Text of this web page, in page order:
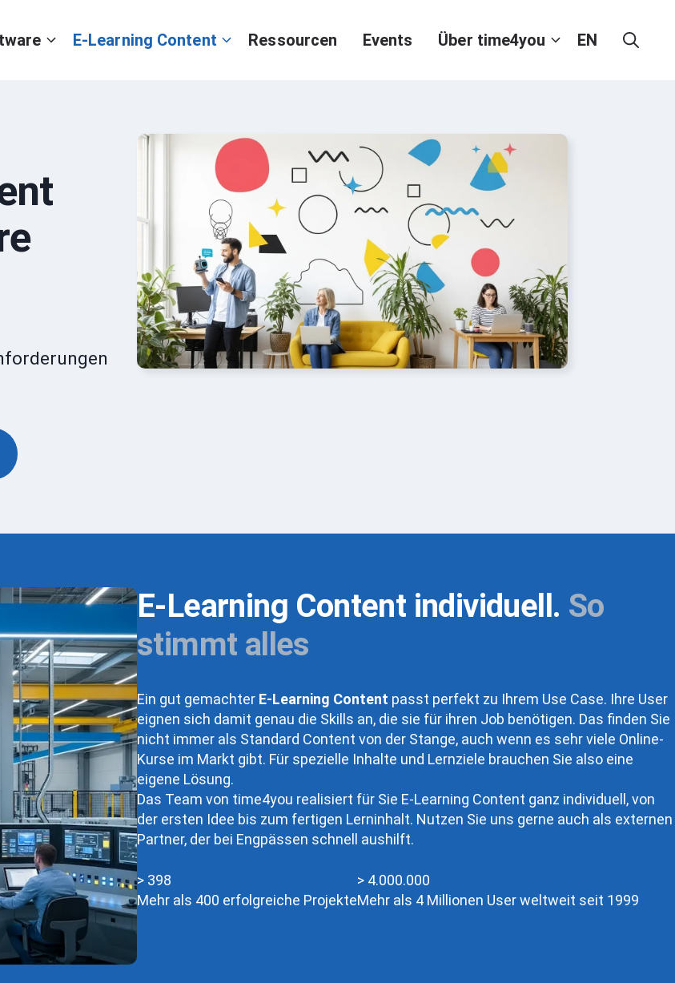
E-Learning Content Ressourcen Events Über time4you EN
E-Learning Content individuell. So
stimmt alles
Ein gut gemachter E-Learning Content passt perfekt zu Ihrem Use Case. Ihre User
eignen sich damit genau die Skills an, die sie für ihren Job benötigen. Das finden Sie
nicht immer als Standard Content von der Stange, auch wenn es sehr viele Online-
Kurse im Markt gibt. Für spezielle Inhalte und Lernziele brauchen Sie also eine
eigene Lösung.
Das Team von time4you realisiert für Sie E-Learning Content ganz individuell, von
der ersten Idee bis zum fertigen Lerninhalt. Nutzen Sie uns gerne auch als externen
Partner, der bei Engpässen schnell aushilft.
> 400
Mehr als 400 erfolgreiche Projekte
> 4.000.000
Mehr als 4 Millionen User weltweit seit 1999